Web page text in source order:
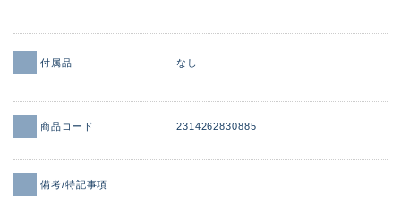
価格
付属品 なし
商品コード 2314262830885
備考/特記事項